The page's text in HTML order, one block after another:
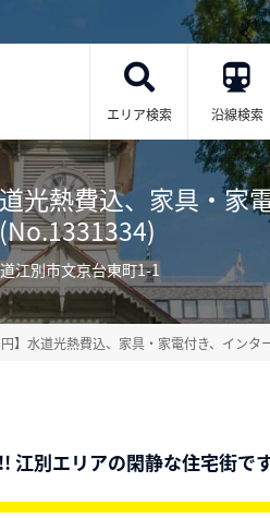
エリア検索 沿線検索
光熱費込、家具・家
江別市文京台東町1-1
】水道光熱費込、家具・家電付き、インタ
江別エリアの閑静な住宅街で